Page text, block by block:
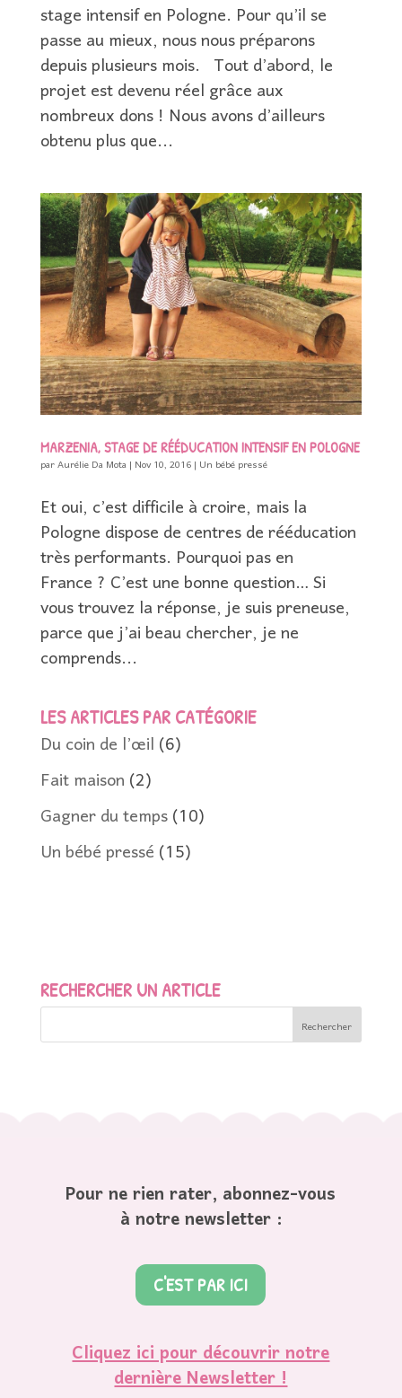
stage intensif en Pologne. Pour qu’il se
passe au mieux, nous nous préparons
depuis plusieurs mois. Tout d’abord, le
projet est devenu réel grâce aux
nombreux dons ! Nous avons d’ailleurs
obtenu plus que...
MARZENIA, STAGE DE RÉÉDUCATION INTENSIF EN POLOGNE
parAurélie Da Mota| Nov 10, 2016| Un bébé pressé
Et oui, c’est difficile à croire, mais la
Pologne dispose de centres de rééducation
très performants. Pourquoi pas en
France ? C’est une bonne question… Si
vous trouvez la réponse, je suis preneuse,
parce que j’ai beau chercher, je ne
comprends...
LES ARTICLES PAR CATÉGORIE
Du coin de l’œil(6)
Fait maison(2)
Gagner du temps(10)
Un bébé pressé(15)
RECHERCHER UN ARTICLE
Pour ne rien rater, abonnez-vous
à notre newsletter :
C'EST PAR ICI
Cliquez ici pour découvrir notre
dernière Newsletter !